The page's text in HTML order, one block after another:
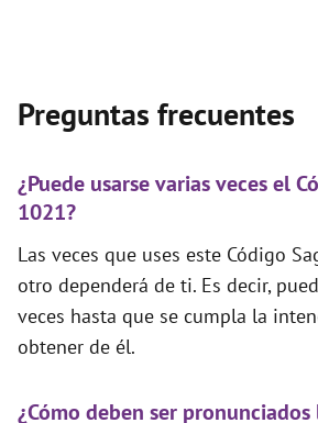
Preguntas frecuentes
¿Puede usarse varias veces el
1021?
Las veces que uses este Código
otro dependerá de ti. Es decir,
veces hasta que se cumpla la
obtener de él.
¿Cómo deben ser